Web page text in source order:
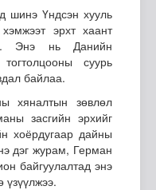
шинэ Үндсэн хууль
эрхт хаант
Энэ нь Данийн
суурь
байлаа.
хяналтын зөвлөл
засгийн эрхийг
хоёрдугаар дайны
дэг журам, Герман
байгуулалтад энэ
үзүүлжээ.